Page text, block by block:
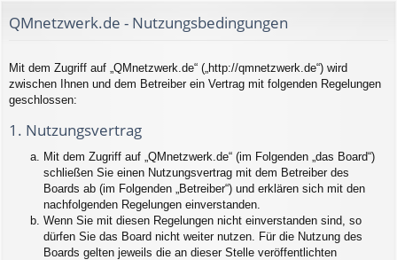
QMnetzwerk.de - Nutzungsbedingungen
Mit dem Zugriff auf „QMnetzwerk.de“ („http://qmnetzwerk.de“) wird
zwischen Ihnen und dem Betreiber ein Vertrag mit folgenden Regelungen
geschlossen:
1. Nutzungsvertrag
Mit dem Zugriff auf „QMnetzwerk.de“ (im Folgenden „das Board“)
schließen Sie einen Nutzungsvertrag mit dem Betreiber des
Boards ab (im Folgenden „Betreiber“) und erklären sich mit den
nachfolgenden Regelungen einverstanden.
Wenn Sie mit diesen Regelungen nicht einverstanden sind, so
dürfen Sie das Board nicht weiter nutzen. Für die Nutzung des
Boards gelten jeweils die an dieser Stelle veröffentlichten